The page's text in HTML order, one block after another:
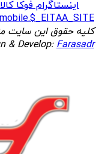
اینستاگرام فوکا کالا
کلیه حقوق این سایت
& Develop:Farasadr